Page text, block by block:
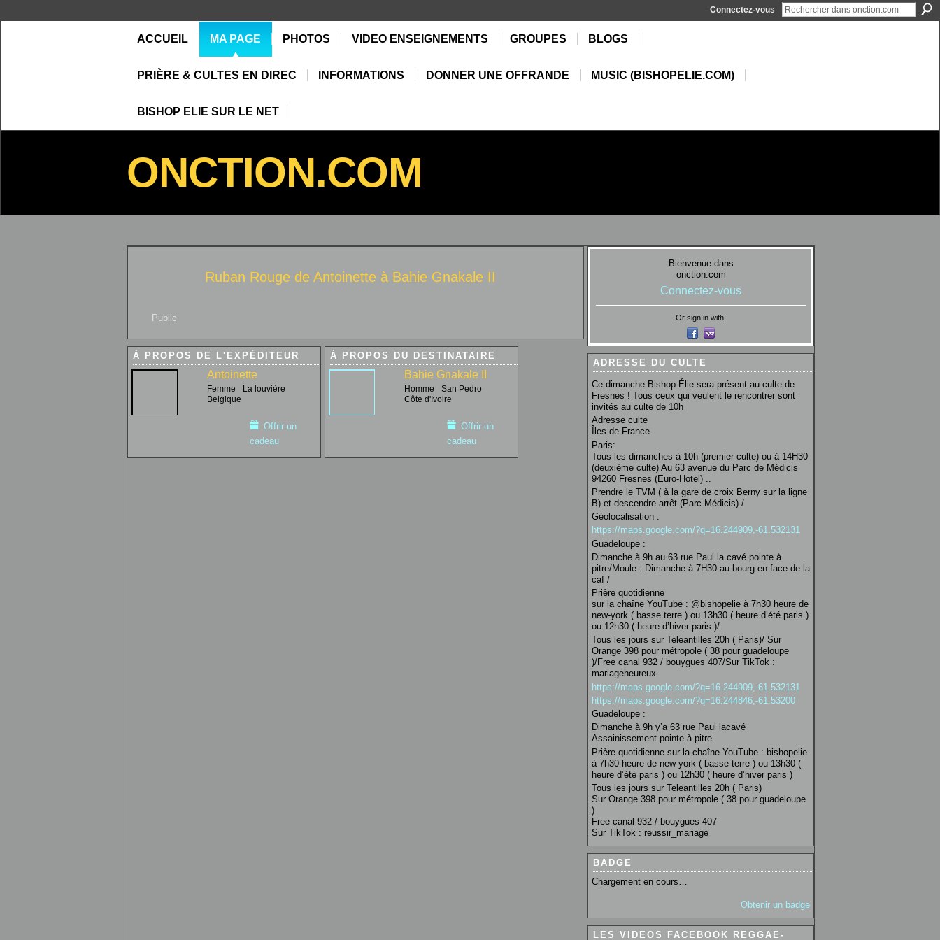
Connectez-vous
ACCUEIL MA PAGE PHOTOS VIDEO ENSEIGNEMENTS GROUPES BLOGS
PRIÈRE & CULTES EN DIREC INFORMATIONS DONNER UNE OFFRANDE MUSIC (BISHOPELIE.COM)
BISHOP ELIE SUR LE NET
ONCTION.COM
Public
Ruban Rouge de Antoinette à Bahie Gnakale II
À PROPOS DE L'EXPÉDITEUR
Antoinette
Femme
La louvière
Belgique
Offrir un
cadeau
À PROPOS DU DESTINATAIRE
Bahie Gnakale II
Homme
San Pedro
Côte d'Ivoire
Offrir un
cadeau
Bienvenue dans
onction.com
Connectez-vous
Or sign in with:
ADRESSE DU CULTE
Ce dimanche Bishop Élie sera présent au culte de
Fresnes ! Tous ceux qui veulent le rencontrer sont
invités au culte de 10h
Adresse culte
Îles de France
Paris:
Tous les dimanches à 10h (premier culte) ou à 14H30
(deuxième culte) Au 63 avenue du Parc de Médicis
94260 Fresnes (Euro-Hotel) ..
Prendre le TVM ( à la gare de croix Berny sur la ligne
B) et descendre arrêt (Parc Médicis) /
Géolocalisation :
https://maps.google.com/?q=16.244909,-61.532131
Guadeloupe :
Dimanche à 9h au 63 rue Paul la cavé pointe à
pitre/Moule : Dimanche à 7H30 au bourg en face de la
caf /
Prière quotidienne
sur la chaîne YouTube : @bishopelie à 7h30 heure de
new-york ( basse terre ) ou 13h30 ( heure d’été paris )
ou 12h30 ( heure d’hiver paris )/
Tous les jours sur Teleantilles 20h ( Paris)/ Sur
Orange 398 pour métropole ( 38 pour guadeloupe
)/Free canal 932 / bouygues 407/Sur TikTok :
mariageheureux
https://maps.google.com/?q=16.244909,-61.532131
https://maps.google.com/?q=16.244846,-61.53200
Guadeloupe :
Dimanche à 9h y’a 63 rue Paul lacavé
Assainissement pointe à pitre
Prière quotidienne sur la chaîne YouTube : bishopelie
à 7h30 heure de new-york ( basse terre ) ou 13h30 (
heure d’été paris ) ou 12h30 ( heure d’hiver paris )
Tous les jours sur Teleantilles 20h ( Paris)
Sur Orange 398 pour métropole ( 38 pour guadeloupe
)
Free canal 932 / bouygues 407
Sur TikTok : reussir_mariage
BADGE
Chargement en cours…
Obtenir un badge
LES VIDEOS FACEBOOK REGGAE-